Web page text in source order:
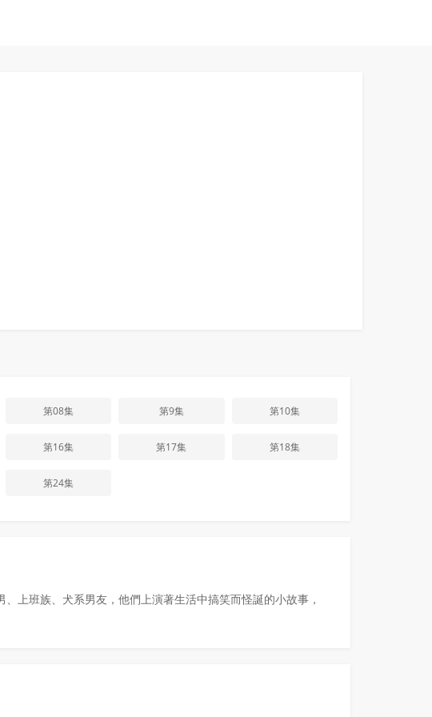
第08集 第9集 第10集
第16集 第17集 第18集
第24集
上班族、犬系男友，他們上演著生活中搞笑而怪誕的小故事，